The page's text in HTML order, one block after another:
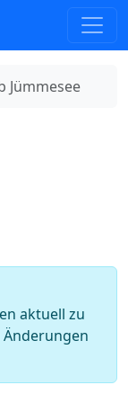
Jümmesee
aktuell zu
Änderungen